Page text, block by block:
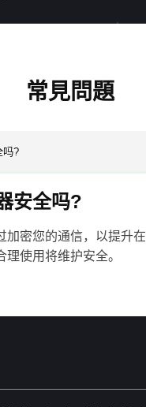
常見問題
吗?
安全吗?
加密您的通信，以提升
理使用将维护安全。